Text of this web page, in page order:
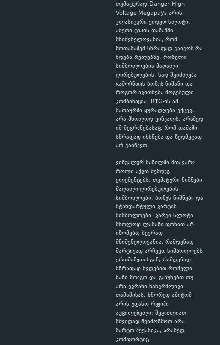
თემატურად Danger High
Voltage Megapays არის
კლასიკური ვიდეო სლოტი.
ასეთი ტიპის თამაშში
მნიშვნელოვანია, რომ
მოთამაშემ სწრაფად გაიგოს რა
ხდება რელებზე, რომელი
სიმბოლოებია მაღალი
ღირებულების, სად შეიძლება
გამოჩნდეს ბონუს ნიშანი და
როგორ იკითხება მოგებული
კომბინაცია. BTG-ის ამ
სათაურში ყურადღება ექცევა
არა მხოლოდ ვიზუალს, არამედ
იმ შეგრძნებასაც, რომ თამაში
სწრაფად იხსნება და ზედმეტად
არ გაბნევთ.
ვიზუალურ ნაწილში მთავარი
როლი აქვთ შემდეგ
ელემენტებს: თემატური ნიშნები,
მაღალი ღირებულების
სიმბოლოები, ბონუს ნიშნები და
სტანდარტული კარტის
სიმბოლოები. კარგი სლოტი
მხოლოდ ლამაზი ფონით არ
იზომება; ბევრად
მნიშვნელოვანია, რამდენად
მარტივად არჩევთ სიმბოლოებს
ერთმანეთისგან, რამდენად
სწრაფად ხვდებით რომელი
ხაზი მოიგო და გაწუხებთ თუ
არა ეკრანი ხანგრძლივი
თამაშისას. სწორედ ამიტომ
არის უფასო რეჟიმი
აუცილებელი: შეგიძლიათ
მშვიდად შეამოწმოთ არა
მარტო მექანიკა, არამედ
კომფორტიც.